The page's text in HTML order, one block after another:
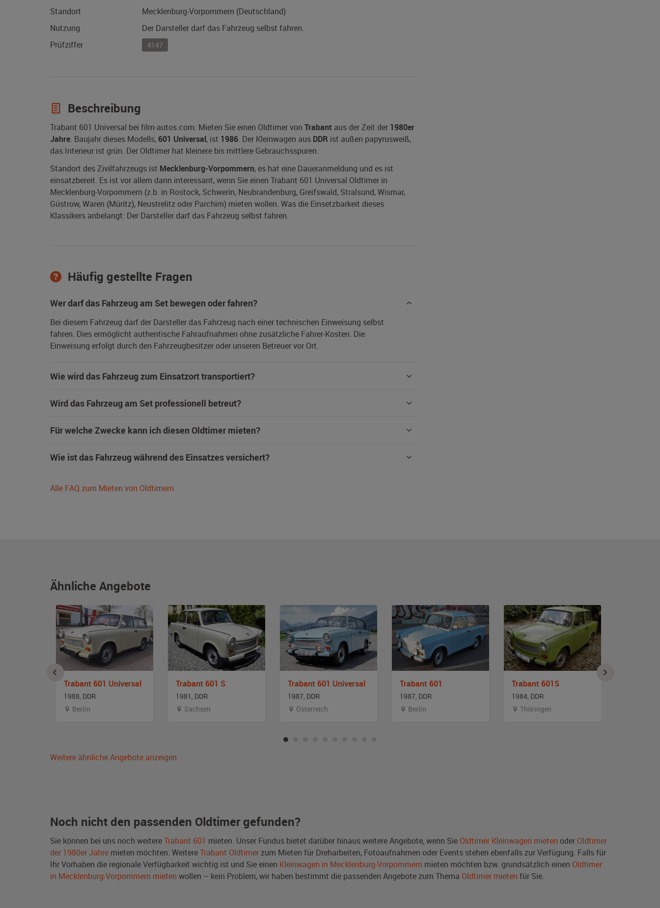
Standort
Mecklenburg-Vorpommern (Deutschland)
Nutzung
Der Darsteller darf das Fahrzeug selbst fahren.
Prüfziffer
4147
Beschreibung
Trabant 601 Universal bei film-autos.com: Mieten Sie einen Oldtimer von Trabant aus der Zeit der 1980er
Jahre. Baujahr dieses Modells, 601 Universal, ist 1986. Der Kleinwagen aus DDR ist außen papyrusweiß,
das Interieur ist grün. Der Oldtimer hat kleinere bis mittlere Gebrauchsspuren.
Standort des Zivilfahrzeugs ist Mecklenburg-Vorpommern, es hat eine Daueranmeldung und es ist
einsatzbereit. Es ist vor allem dann interessant, wenn Sie einen Trabant 601 Universal Oldtimer in
Mecklenburg-Vorpommern (z.b. in Rostock, Schwerin, Neubrandenburg, Greifswald, Stralsund, Wismar,
Güstrow, Waren (Müritz), Neustrelitz oder Parchim) mieten wollen. Was die Einsetzbarkeit dieses
Klassikers anbelangt: Der Darsteller darf das Fahrzeug selbst fahren.
Häufig gestellte Fragen
Wer darf das Fahrzeug am Set bewegen oder fahren?
Bei diesem Fahrzeug darf der Darsteller das Fahrzeug nach einer technischen Einweisung selbst
fahren. Dies ermöglicht authentische Fahraufnahmen ohne zusätzliche Fahrer-Kosten. Die
Einweisung erfolgt durch den Fahrzeugbesitzer oder unseren Betreuer vor Ort.
Wie wird das Fahrzeug zum Einsatzort transportiert?
Wird das Fahrzeug am Set professionell betreut?
Für welche Zwecke kann ich diesen Oldtimer mieten?
Wie ist das Fahrzeug während des Einsatzes versichert?
Alle FAQ zum Mieten von Oldtimern
Ähnliche Angebote
Trabant 601 Universal
1988, DDR
Berlin
Trabant 601 S
1981, DDR
Sachsen
Trabant 601 Universal
1987, DDR
Österreich
Trabant 601
1987, DDR
Berlin
Trabant 601S
1984, DDR
Thüringen
Weitere ähnliche Angebote anzeigen
Noch nicht den passenden Oldtimer gefunden?
Sie können bei uns noch weitereTrabant 601 mieten. Unser Fundus bietet darüber hinaus weitere Angebote, wenn Sie Oldtimer Kleinwagen mieten oder Oldtimer
der 1980er Jahre mieten möchten. WeitereTrabant Oldtimer zum Mieten für Dreharbeiten, Fotoaufnahmen oder Events stehen ebenfalls zur Verfügung. Falls für
Ihr Vorhaben die regionale Verfügbarkeit wichtig ist und Sie einen Kleinwagen in Mecklenburg-Vorpommern mieten möchten bzw. grundsätzlich einen Oldtimer
in Mecklenburg-Vorpommern mieten wollen – kein Problem, wir haben bestimmt die passenden Angebote zum Thema Oldtimer mieten für Sie.